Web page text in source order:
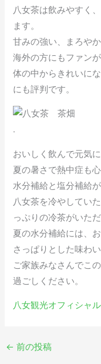
八女茶は飲みやすく
ます。
甘みの強い、まろや
海外の方にもファン
体の中からきれいに
にも評判です。
.
おいしく飲んで元気
夏の暑さで熱中症も心
水分補給と塩分補給
八女茶を冷やしてい
っぷりの冷茶がいただ
夏の水分補給には、
さっぱりとした味わ
ご家族みなさんでこ
過ごしください。
八女観光オフィシャ
← 前の投稿